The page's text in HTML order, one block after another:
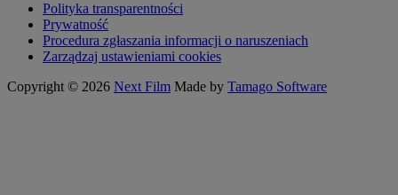
Polityka transparentności
Prywatność
Procedura zgłaszania informacji o naruszeniach
Zarządzaj ustawieniami cookies
Copyright © 2026 Next Film Made by Tamago Software